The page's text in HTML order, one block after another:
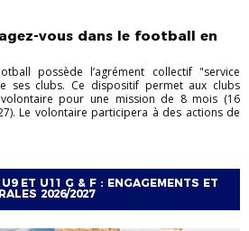
vous dans le football en
possède l’agrément collectif "service
ses clubs. Ce dispositif permet aux clubs
volontaire pour une mission de 8 mois (16
Le volontaire participera à des actions de
ET U11 G & F : ENGAGEMENTS ET
2026/2027